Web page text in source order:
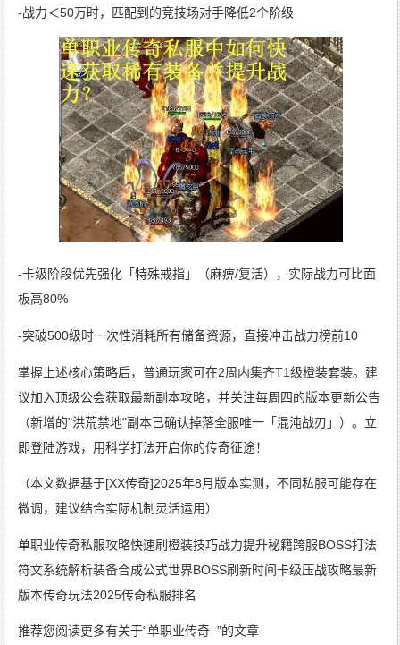
-战力＜50万时，匹配到的竞技场对手降低2个阶级
-卡级阶段优先强化「特殊戒指」（麻痹/复活），实际战力可比面
板高80%
-突破500级时一次性消耗所有储备资源，直接冲击战力榜前10
掌握上述核心策略后，普通玩家可在2周内集齐T1级橙装套装。建
议加入顶级公会获取最新副本攻略，并关注每周四的版本更新公告
（新增的"洪荒禁地"副本已确认掉落全服唯一「混沌战刃」）。立
即登陆游戏，用科学打法开启你的传奇征途！
（本文数据基于[XX传奇]2025年8月版本实测，不同私服可能存在
微调，建议结合实际机制灵活运用）
单职业传奇私服攻略快速刷橙装技巧战力提升秘籍跨服BOSS打法
符文系统解析装备合成公式世界BOSS刷新时间卡级压战攻略最新
版本传奇玩法2025传奇私服排名
推荐您阅读更多有关于“单职业传奇 ”的文章